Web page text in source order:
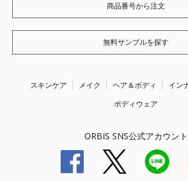
商品番号から注文
無料サンプルを探す
スキンケア メイク ヘア＆ボディ
イン
ボディウェア
ORBIS SNS公式アカウント